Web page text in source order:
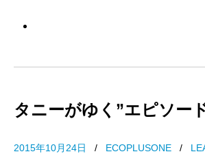
タニーがゆく”エピソー
2015年10月24日 / ECOPLUSONE /